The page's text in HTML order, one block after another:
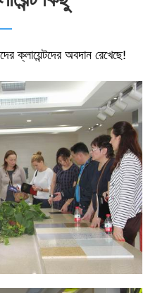
ক্লায়েন্টদের অবদান রেখেছে!